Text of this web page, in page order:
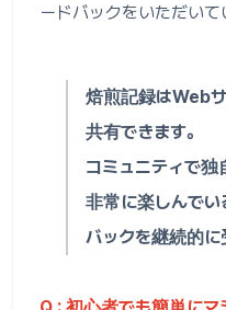
ードバックをいただいて
焙煎記録はWeb
共有できます。
コミュニティで独
非常に楽しんで
バックを継続的に